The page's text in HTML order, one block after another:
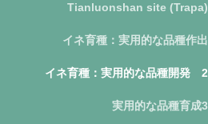
Tianluonshan site (Trapa)
イネ育種：実用的な品種作出
イネ育種：実用的な品種開発 2
実用的な品種育成3